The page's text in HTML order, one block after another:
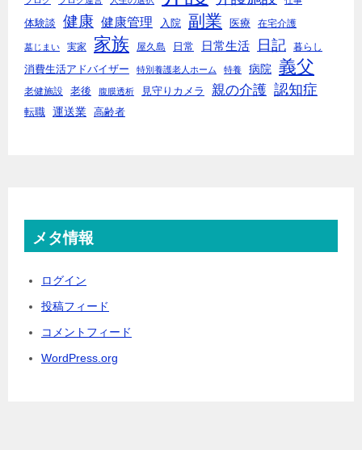
体験談 健康 健康管理 入院 副業 医療 在宅介護
墓じまい 実家 家族 屋久島 日常 日常生活 日記 暮らし
消費生活アドバイザー 特別養護老人ホーム 特養 病院 義父
老健施設 老後 腹膜透析 見守りカメラ 親の介護 認知症
転職 運送業 高齢者
メタ情報
ログイン
投稿フィード
コメントフィード
WordPress.org